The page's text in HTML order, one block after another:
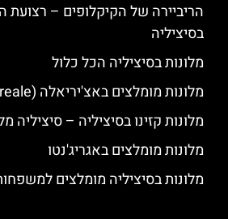
הריביירה של הקיקלופים – רצועת
בסיציליה
מלונות בסיציליה הכל כלול
מלונות מומלצים באצ'יריאלה (Acireale) סיציליה
מלונות קזינו בסיציליה – סיציליה
מלונות מומלצים באגריג'נטו
מלונות בסיציליה מומלצים